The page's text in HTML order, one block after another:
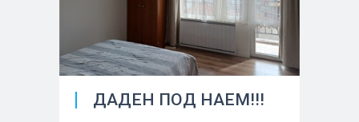
ДАДЕН ПОД НАЕМ!!!